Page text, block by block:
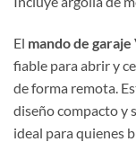
El mando de garaje
fiable para abrir y
de forma remota.
diseño compacto y
ideal para quienes